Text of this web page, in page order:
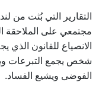
التقارير التي بُثت من
مجتمعي على الملاحقة
الانصياع للقانون
شخص يجمع التبرعات
الفوضى ويشيع الفساد.